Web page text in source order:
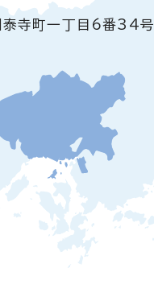
泰寺町一丁目6番34号